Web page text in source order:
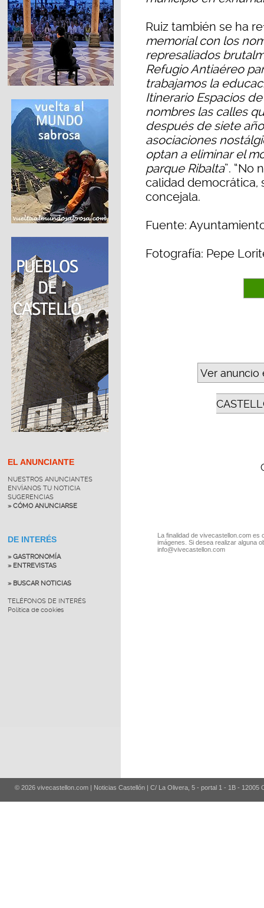
EL ANUNCIANTE
NUESTROS ANUNCIANTES
ENVÍANOS TU NOTICIA
SUGERENCIAS
» CÓMO ANUNCIARSE
DE INTERÉS
» GASTRONOMÍA
» ENTREVISTAS
» BUSCAR NOTICIAS
TELÉFONOS DE INTERÉS
Política de cookies
Ruiz también se ha
memorial con los
represaliados
Refugio Antiaéreo
trabajamos la
Itinerario Espacios
nombres las calles
después de siete
asociaciones
optan a eliminar el
parque Ribalta”. “No
calidad democrática,
concejala.
Fuente:
Fotografía: Pepe
Ver anuncio
La finalidad de vivecastellon.com
imágenes. Si desea realizar alguna
info@vivecastellon.com
© 2026 vivecastellon.com | Noticias Castellón | C/ La Olivera, 5 - portal 1 - 1B - 12005